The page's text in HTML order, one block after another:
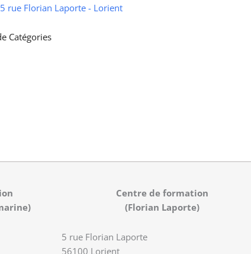
rue Florian Laporte - Lorient
Catégories
Centre de formation
(Florian Laporte)
5 rue Florian Laporte
56100 Lorient